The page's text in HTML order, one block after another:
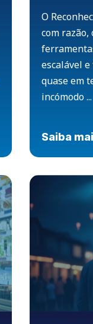
O
com
escalável
quase em
incómodo ...
Saiba